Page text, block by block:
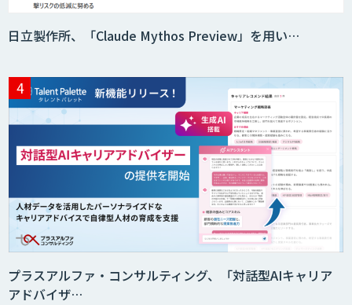
日立製作所、「Claude Mythos Preview」を用い…
プラスアルファ・コンサルティング、「対話型AIキャリア
アドバイザ…